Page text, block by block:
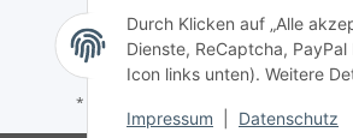
Durch Klicken auf „Alle
Dienste, ReCaptcha,
Icon links unten). Weitere
Impressum Datenschutz
* Alle Preise inkl. gesetzlicher USt., **